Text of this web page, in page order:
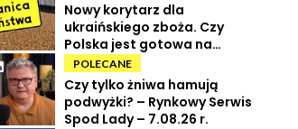
Nowy korytarz dla
ukraińskiego zboża. Czy
Polska jest gotowa na
powrót tranzytu?
POLECANE
Czy tylko żniwa hamują
podwyżki? – Rynkowy Serwis
Spod Lady – 7.08.26 r.